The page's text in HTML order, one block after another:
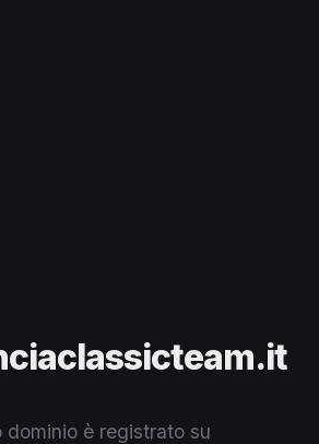
dominio è registrato su